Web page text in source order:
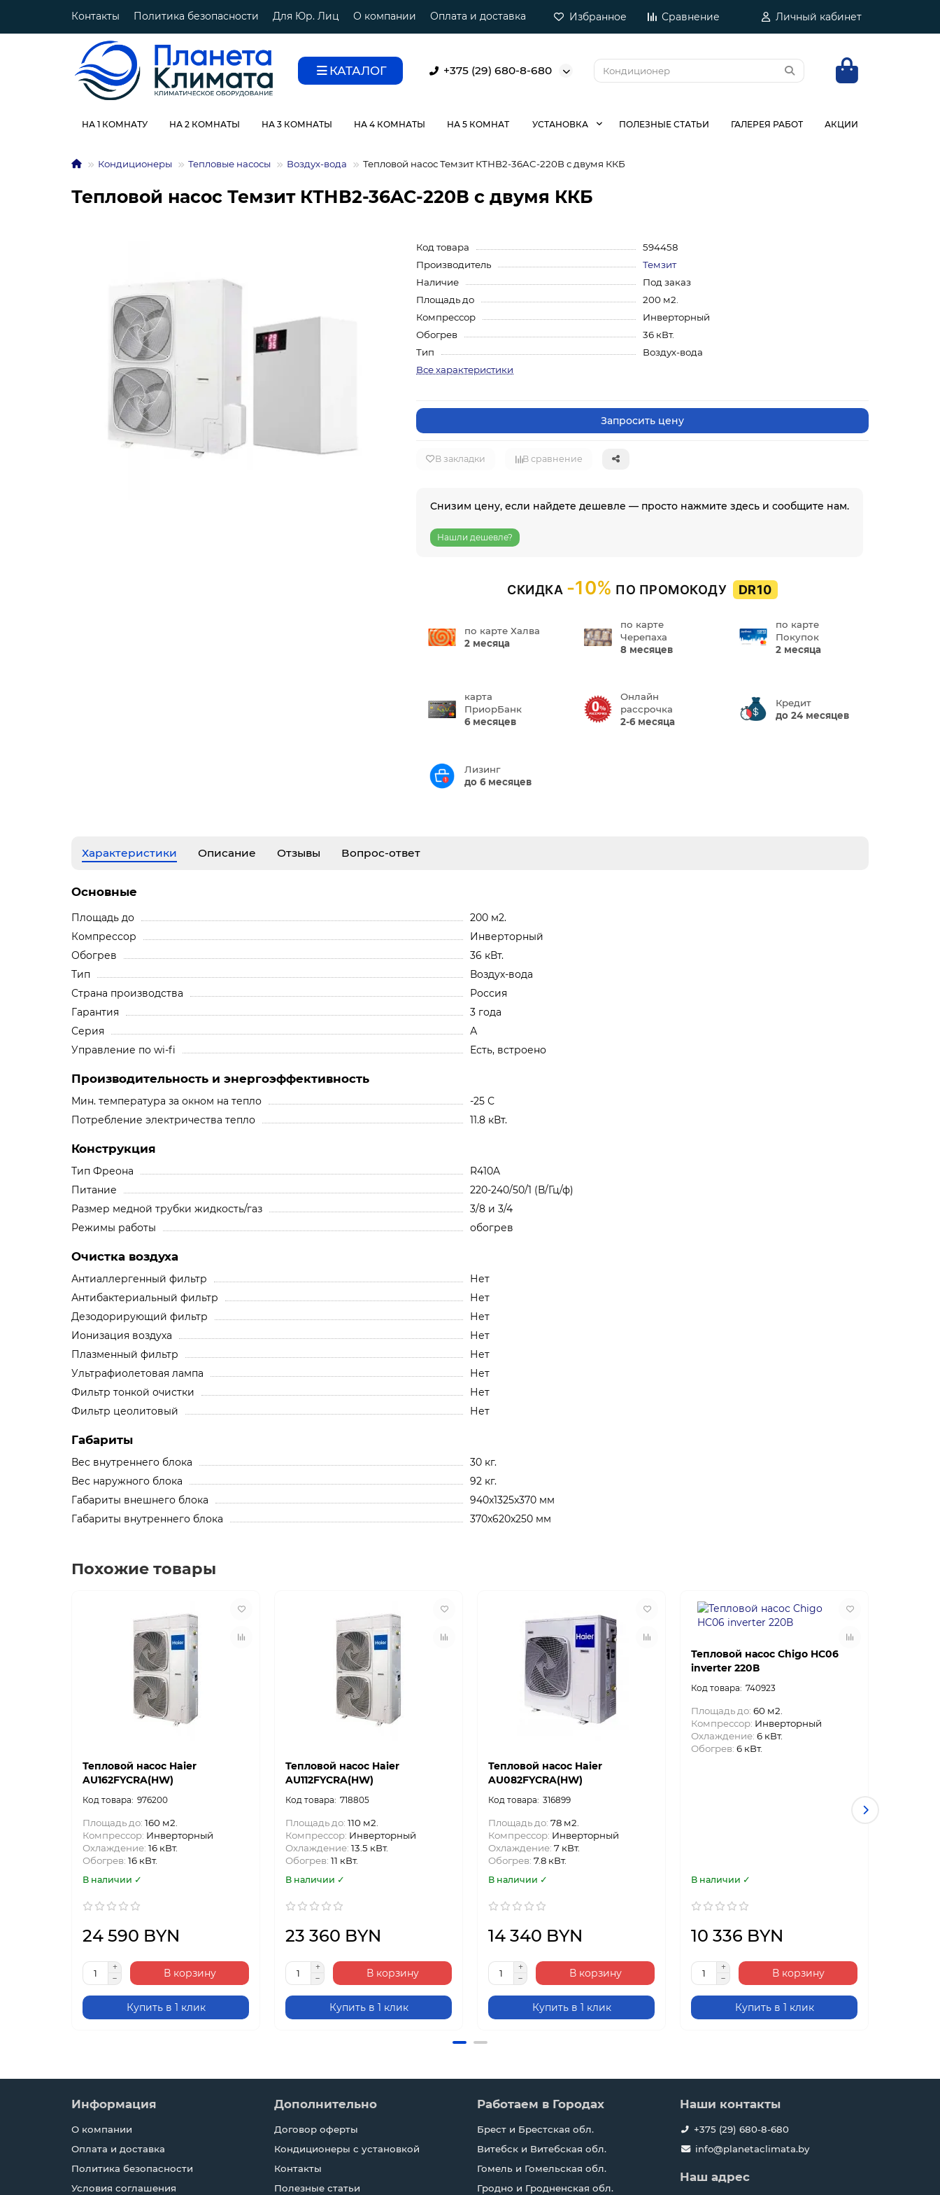
Контакты Политика безопасности Для Юр. Лиц О компании Оплата и доставка Избранное Сравнение Личный кабинет
КАТАЛОГ +375 (29) 680-8-680
НА 1 КОМНАТУ НА 2 КОМНАТЫ НА 3 КОМНАТЫ НА 4 КОМНАТЫ НА 5 КОМНАТ УСТАНОВКА ПОЛЕЗНЫЕ СТАТЬИ ГАЛЕРЕЯ РАБОТ АКЦИИ
Кондиционеры Тепловые насосы Воздух-вода Тепловой насос Темзит КТНВ2-36AC-220В с двумя ККБ
Тепловой насос Темзит КТНВ2-36AC-220В с двумя ККБ
Код товара
594458
Производитель
Темзит
Наличие
Под заказ
Площадь до
200 м2.
Компрессор
Инверторный
Обогрев
36 кВт.
Тип
Воздух-вода
Все характеристики
Запросить цену
В закладки В сравнение
Снизим цену, если найдете дешевле — просто нажмите здесь и сообщите нам.
Нашли дешевле?
СКИДКА -10% ПО ПРОМОКОДУ DR10
по карте Халва
2 месяца
по карте
Черепаха
8 месяцев
по карте
Покупок
2 месяца
карта
ПриорБанк
6 месяцев
Онлайн
рассрочка
2-6 месяца
Кредит
до 24 месяцев
Лизинг
до 6 месяцев
Характеристики Описание Отзывы Вопрос-ответ
Основные
Площадь до
200 м2.
Компрессор
Инверторный
Обогрев
36 кВт.
Тип
Воздух-вода
Страна производства
Россия
Гарантия
3 года
Серия
А
Управление по wi-fi
Есть, встроено
Производительность и энергоэффективность
Мин. температура за окном на тепло
-25 С
Потребление электричества тепло
11.8 кВт.
Конструкция
Тип Фреона
R410A
Питание
220-240/50/1 (В/Гц/ф)
Размер медной трубки жидкость/газ
3/8 и 3/4
Режимы работы
обогрев
Очистка воздуха
Антиаллергенный фильтр
Нет
Антибактериальный фильтр
Нет
Дезодорирующий фильтр
Нет
Ионизация воздуха
Нет
Плазменный фильтр
Нет
Ультрафиолетовая лампа
Нет
Фильтр тонкой очистки
Нет
Фильтр цеолитовый
Нет
Габариты
Вес внутреннего блока
30 кг.
Вес наружного блока
92 кг.
Габариты внешнего блока
940x1325x370 мм
Габариты внутреннего блока
370x620x250 мм
Похожие товары
Тепловой насос Haier
AU162FYCRA(HW)
976200
Площадь до: 160 м2.
Компрессор: Инверторный
Охлаждение: 16 кВт.
Обогрев: 16 кВт.
В наличии ✓
24 590 BYN
В корзину
Купить в 1 клик
Тепловой насос Haier
AU112FYCRA(HW)
718805
Площадь до: 110 м2.
Компрессор: Инверторный
Охлаждение: 13.5 кВт.
Обогрев: 11 кВт.
В наличии ✓
23 360 BYN
В корзину
Купить в 1 клик
Тепловой насос Haier
AU082FYCRA(HW)
316899
Площадь до: 78 м2.
Компрессор: Инверторный
Охлаждение: 7 кВт.
Обогрев: 7.8 кВт.
В наличии ✓
14 340 BYN
В корзину
Купить в 1 клик
Тепловой насос Chigo HC06
inverter 220В
740923
Площадь до: 60 м2.
Компрессор: Инверторный
Охлаждение: 6 кВт.
Обогрев: 6 кВт.
В наличии ✓
10 336 BYN
В корзину
Купить в 1 клик
Информация
О компании
Оплата и доставка
Политика безопасности
Условия соглашения
Дополнительно
Договор оферты
Кондиционеры с установкой
Контакты
Полезные статьи
Работаем в Городах
Брест и Брестская обл.
Витебск и Витебская обл.
Гомель и Гомельская обл.
Гродно и Гродненская обл.
Наши контакты
+375 (29) 680-8-680
info@planetaclimata.by
Наш адрес